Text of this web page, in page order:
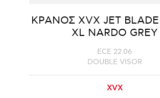
ΚΡΑΝΟΣ ΧVΧ JET BLADE
XL NARDO GREY
ECE 22.06
DOUBLE VISOR
XVX